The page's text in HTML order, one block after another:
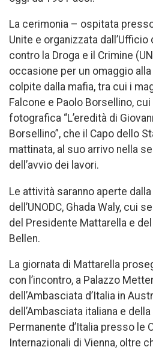
La cerimonia – ospitata
Unite e organizzata dall’Ufficio
contro la Droga e il Crimine
occasione per un omaggio
colpite dalla mafia, tra cui i
Falcone e Paolo Borsellino,
fotografica “L’eredità di
Borsellino”, che il Capo dello
mattinata, al suo arrivo nella
dell’avvio dei lavori.
Le attività saranno aperte
dell’UNODC, Ghada Waly, cui
del Presidente Mattarella e
Bellen.
La giornata di Mattarella
con l’incontro, a Palazzo
dell’Ambasciata d’Italia in
dell’Ambasciata italiana e
Permanente d’Italia presso le
Internazionali di Vienna, oltre